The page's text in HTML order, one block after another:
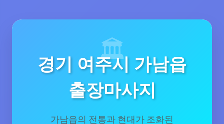
경기 여주시 가남읍
출장마사지
가남읍의 전통과 현대가 조화된